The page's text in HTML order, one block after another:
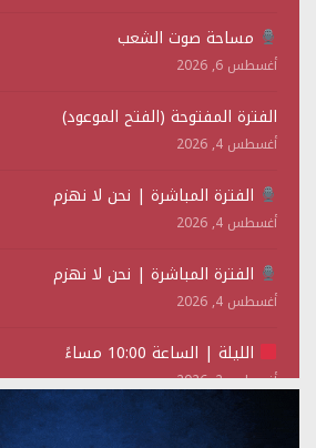
مساحة صوت الشعب
أغسطس 6, 2026
الفترة المفتوحة (الفتح الموعود)
أغسطس 4, 2026
الفترة المباشرة | نحن لا نهزم
أغسطس 4, 2026
الفترة المباشرة | نحن لا نهزم
أغسطس 4, 2026
الليلة | الساعة 10:00 مساءً
أغسطس 2, 2026
تستمعون لبرنامج (حدث في مثل هذا اليوم)